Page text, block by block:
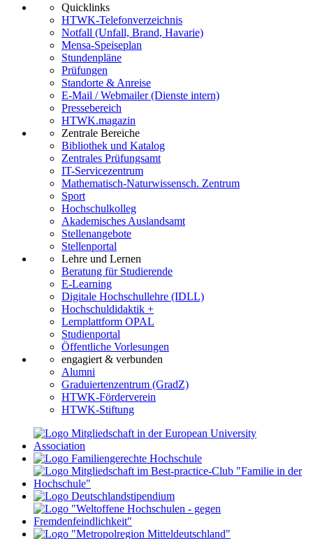
Quicklinks
HTWK-Telefonverzeichnis
Notfall (Unfall, Brand, Havarie)
Mensa-Speiseplan
Stundenpläne
Prüfungen
Standorte & Anreise
E-Mail / Webmailer (Dienste intern)
Pressebereich
HTWK.magazin
Zentrale Bereiche
Bibliothek und Katalog
Zentrales Prüfungsamt
IT-Servicezentrum
Mathematisch-Naturwissensch. Zentrum
Sport
Hochschulkolleg
Akademisches Auslandsamt
Stellenangebote
Stellenportal
Lehre und Lernen
Beratung für Studierende
E-Learning
Digitale Hochschullehre (IDLL)
Hochschuldidaktik +
Lernplattform OPAL
Studienportal
Öffentliche Vorlesungen
engagiert & verbunden
Alumni
Graduiertenzentrum (GradZ)
HTWK-Förderverein
HTWK-Stiftung